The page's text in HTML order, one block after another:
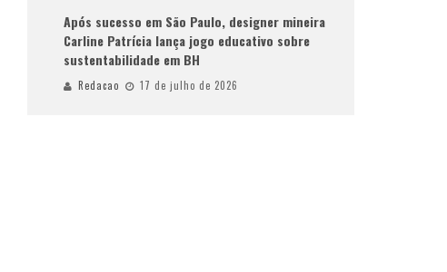
Após sucesso em São Paulo, designer mineira
Carline Patrícia lança jogo educativo sobre
sustentabilidade em BH
Redacao 17 de julho de 2026